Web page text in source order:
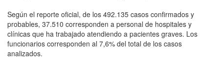
Según el reporte oficial, de los 492.135 casos confirmados y
probables, 37.510 corresponden a personal de hospitales y
clínicas que ha trabajado atendiendo a pacientes graves. Los
funcionarios corresponden al 7,6% del total de los casos
analizados.